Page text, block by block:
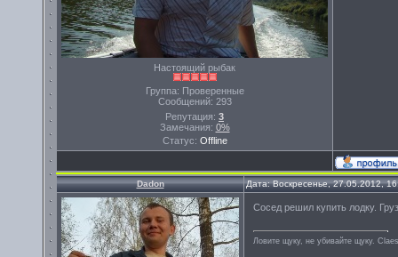
Настоящий рыбак
Группа: Проверенные
Сообщений: 293
Репутация: 3
Замечания: 0%
Статус: Offline
Dadon Дата: Воскресенье, 27.05.2012,
Сосед решил купить лодку.
Ловите щуку, не убивайте щуку.